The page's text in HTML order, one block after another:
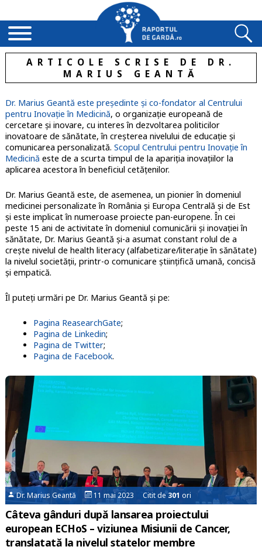
ARTICOLE SCRISE DE DR.
MARIUS GEANTĂ
Dr. Marius Geantă este președinte și co-fondator al Centrului
pentru Inovație în Medicină, o organizație europeană de
cercetare și inovare, cu interes în dezvoltarea politicilor
inovatoare de sănătate, în creșterea nivelului de educație și
comunicarea personalizată. Scopul Centrului pentru Inovație în
Medicină este de a scurta timpul de la apariția inovațiilor la
aplicarea acestora în beneficiul cetățenilor.
Dr. Marius Geantă este, de asemenea, un pionier în domeniul
medicinei personalizate în România și Europa Centrală și de Est
și este implicat în numeroase proiecte pan-europene. În cei
peste 15 ani de activitate în domeniul comunicării și inovației în
sănătate, Dr. Marius Geantă și-a asumat constant rolul de a
crește nivelul de health literacy (alfabetizare/literație în sănătate)
la nivelul societății, printr-o comunicare științifică umană, concisă
și empatică.
Îl puteți urmări pe Dr. Marius Geantă și pe:
Pagina ReasearchGate;
Pagina de Linkedin;
Pagina de Twitter;
Pagina de Facebook.
Dr. Marius Geantă 11 mai 2023 Citit de301 ori
Câteva gânduri după lansarea proiectului
european ECHoS – viziunea Misiunii de Cancer,
translatată la nivelul statelor membre